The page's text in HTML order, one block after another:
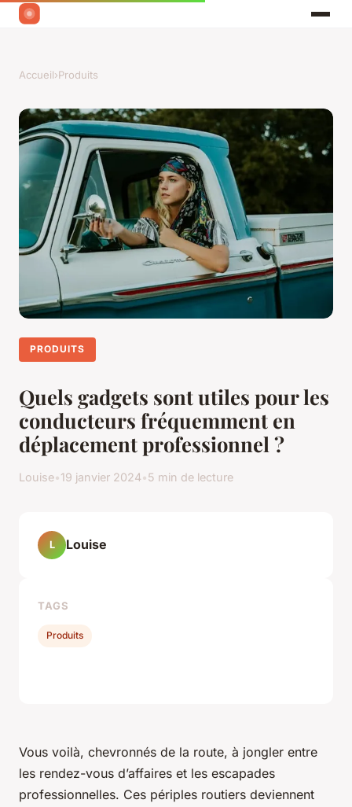
Accueil›Produits
PRODUITS
Quels gadgets sont utiles pour les
conducteurs fréquemment en
déplacement professionnel ?
Louise•19 janvier 2024•5 min de lecture
Vous voilà, chevronnés de la route, à jongler entre
les rendez-vous d’affaires et les escapades
professionnelles. Ces périples routiers deviennent
L Louise
TAGS
Produits